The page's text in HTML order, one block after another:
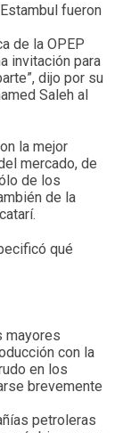
fueron
de la OPEP
invitación para
dijo por su
Saleh al
la mejor
mercado, de
de los
de la
qué
mayores
con la
en los
brevemente
petroleras